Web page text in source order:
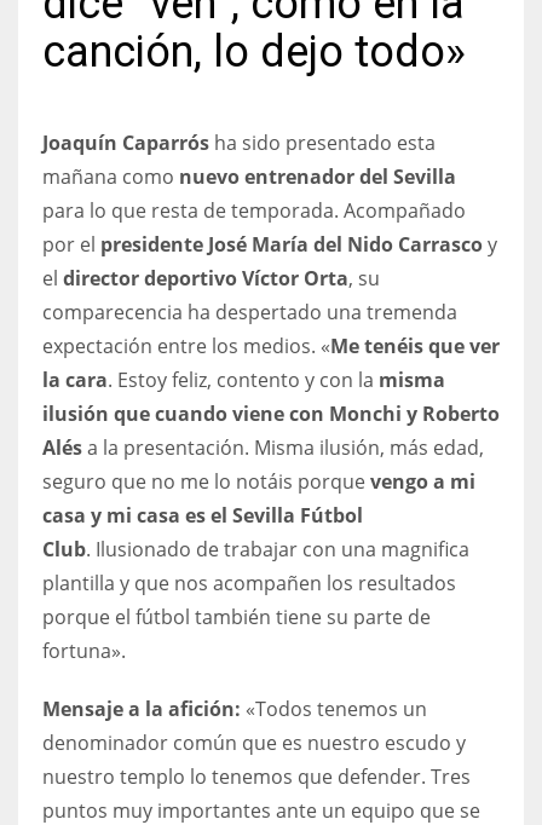
IND
MIN
6
20
NE
16
OAK
19
MIA
canción, lo dejo todo»
Joaquín Caparrós ha sido presentado esta
mañana como nuevo entrenador del Sevilla
para lo que resta de temporada. Acompañado
por el presidente José María del Nido Carrascoy
el director deportivo Víctor Orta, su
comparecencia ha despertado una tremenda
expectación entre los medios. «Me tenéis que ver
la cara. Estoy feliz, contento y con la misma
ilusión que cuando viene con Monchi y Roberto
Alésa la presentación. Misma ilusión, más edad,
seguro que no me lo notáis porquevengo a mi
casa y mi casa es el Sevilla Fútbol
Club. Ilusionado de trabajar con una magnifica
plantilla y que nos acompañen los resultados
porque el fútbol también tiene su parte de
fortuna».
Mensaje a la afición: «Todos tenemos un
denominador común que es nuestro escudo y
nuestro templo lo tenemos que defender. Tres
puntos muy importantes ante un equipo que se